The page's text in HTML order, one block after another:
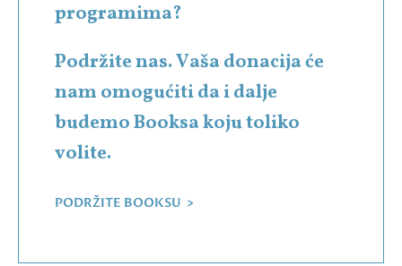
programima?
Podržite nas. Vaša donacija će
nam omogućiti da i dalje
budemo Booksa koju toliko
volite.
PODRŽITE BOOKSU >